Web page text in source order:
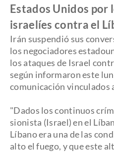
Estados Unidos por
israelíes contra el
Irán suspendió sus
los negociadores
los ataques de Israel
según informaron este
comunicación vinculados
"Dados los continuos
sionista (Israel) en el
Líbano era una de las
alto el fuego, y que este